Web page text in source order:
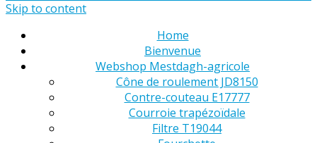
Skip to content
Home
Bienvenue
Webshop Mestdagh-agricole
Cône de roulement JD8150
Contre-couteau E17777
Courroie trapézoïdale
Filtre T19044